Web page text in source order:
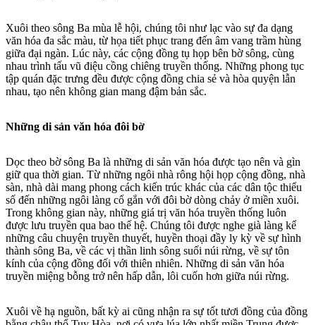
Xuôi theo sông Ba mùa lễ hội, chúng tôi như lạc vào sự đa dạng
văn hóa đa sắc màu, từ họa tiết phục trang đến âm vang trầm hùng
giữa đại ngàn. Lúc này, các cộng đồng tụ họp bên bờ sông, cùng
nhau trình tấu vũ điệu cồng chiêng truyền thống. Những phong tục
tập quán đặc trưng đều được cộng đồng chia sẻ và hòa quyện lẫn
nhau, tạo nên không gian mang đậm bản sắc.
Những di sản văn hóa đôi bờ
Dọc theo bờ sông Ba là những di sản văn hóa được tạo nên và gìn
giữ qua thời gian. Từ những ngôi nhà rông hội họp cộng đồng, nhà
sàn, nhà dài mang phong cách kiến trúc khác của các dân tộc thiểu
số đến những ngôi làng cổ gắn với đôi bờ dòng chảy ở miền xuôi.
Trong không gian này, những giá trị văn hóa truyền thống luôn
được lưu truyền qua bao thế hệ. Chúng tôi được nghe già làng kể
những câu chuyện truyền thuyết, huyền thoại đầy ly kỳ về sự hình
thành sông Ba, về các vị thần linh sông suối núi rừng, về sự tôn
kính của cộng đồng đối với thiên nhiên. Những di sản văn hóa
truyền miệng bỗng trở nên hấp dẫn, lôi cuốn hơn giữa núi rừng.
Xuôi về hạ nguồn, bất kỳ ai cũng nhận ra sự tốt tươi đồng của đồng